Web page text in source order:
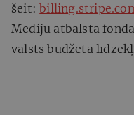
šeit:
Mediju atbalsta
valsts budžeta